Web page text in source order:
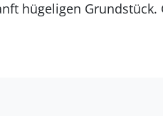
hügeligen Grundstück.
Hafens befindet